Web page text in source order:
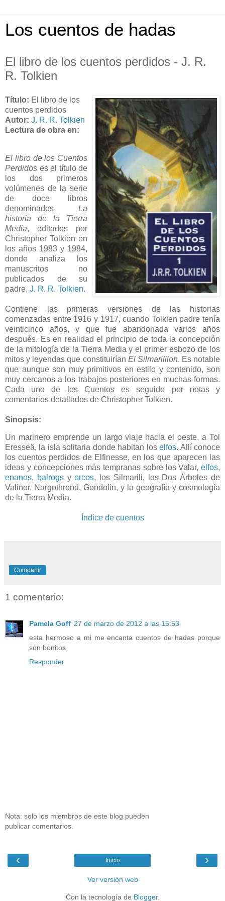
Los cuentos de hadas
El libro de los cuentos perdidos - J. R.
R. Tolkien
Título: El libro de los
cuentos perdidos
Autor: J. R. R. Tolkien
Lectura de obra en:
El libro de los Cuentos
Perdidos es el título de
los dos primeros
volúmenes de la serie
de doce libros
denominados La
historia de la Tierra
Media, editados por
Christopher Tolkien en
los años 1983 y 1984,
donde analiza los
manuscritos no
publicados de su
padre, J. R. R. Tolkien.
Contiene las primeras versiones de las historias
comenzadas entre 1916 y 1917, cuando Tolkien padre tenía
veinticinco años, y que fue abandonada varios años
después. Es en realidad el principio de toda la concepción
de la mitología de la Tierra Media y el primer esbozo de los
mitos y leyendas que constituirían El Silmarillion. Es notable
que aunque son muy primitivos en estilo y contenido, son
muy cercanos a los trabajos posteriores en muchas formas.
Cada uno de los Cuentos es seguido por notas y
comentarios detallados de Christopher Tolkien.
Sinopsis:
Un marinero emprende un largo viaje hacia el oeste, a Tol
Eresseä, la isla solitaria donde habitan loselfos. Allí conoce
los cuentos perdidos de Elfinesse, en los que aparecen las
ideas y concepciones más tempranas sobre los Valar, elfos,
enanos, balrogsyorcos, los Silmarili, los Dos Árboles de
Valinor, Nargothrond, Gondolin, y la geografía y cosmología
de la Tierra Media.
Índice de cuentos
Compartir
1 comentario:
Pamela Goff 27 de marzo de 2012 a las 15:53
esta hermoso a mi me encanta cuentos de hadas porque
son bonitos
Responder
Nota: solo los miembros de este blog pueden
publicar comentarios.
‹ ›
Inicio
Ver versión web
Con la tecnología de Blogger.